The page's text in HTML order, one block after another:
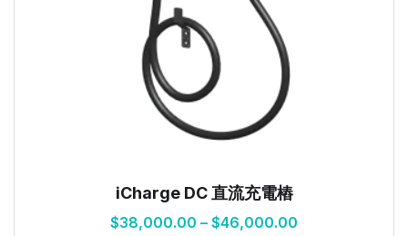
iCharge DC 直流充電樁
$38,000.00 – $46,000.00